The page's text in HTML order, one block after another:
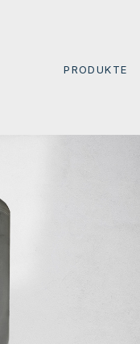
PRODUKTE